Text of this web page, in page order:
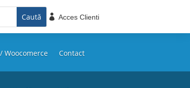
 Acces Clienti
Woocomerce Contact